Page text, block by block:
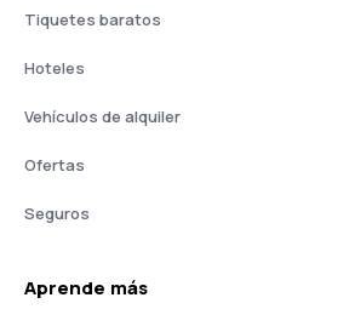
Tiquetes baratos
Hoteles
Vehículos de alquiler
Ofertas
Seguros
Aprende más